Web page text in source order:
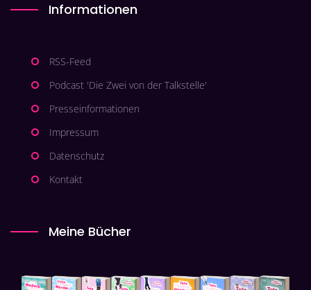
Informationen
RSS-Feed
Podcast 'Die Zwei von der Talkstelle'
Presseinformationen
Impressum
Datenschutz
Kontakt
Meine Bücher